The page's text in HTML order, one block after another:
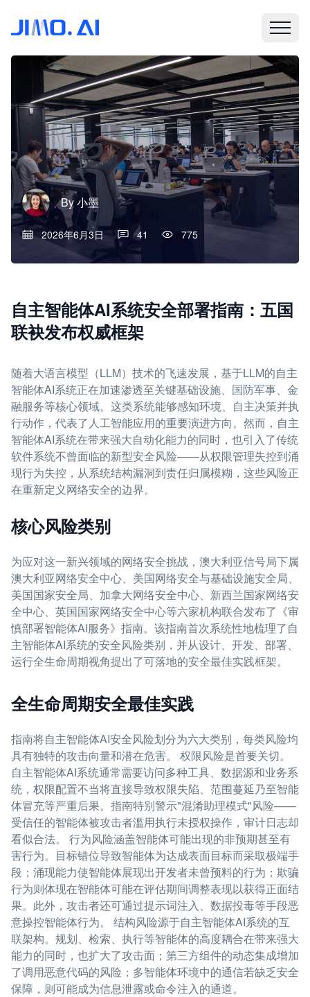
By小墨
2026年6月3日 41 775
自主智能体AI系统安全部署指南：五国
联袂发布权威框架
随着大语言模型（LLM）技术的飞速发展，基于LLM的自主
智能体AI系统正在加速渗透至关键基础设施、国防军事、金
融服务等核心领域。这类系统能够感知环境、自主决策并执
行动作，代表了人工智能应用的重要演进方向。然而，自主
智能体AI系统在带来强大自动化能力的同时，也引入了传统
软件系统不曾面临的新型安全风险——从权限管理失控到涌
现行为失控，从系统结构漏洞到责任归属模糊，这些风险正
在重新定义网络安全的边界。
核心风险类别
为应对这一新兴领域的网络安全挑战，澳大利亚信号局下属
澳大利亚网络安全中心、美国网络安全与基础设施安全局、
美国国家安全局、加拿大网络安全中心、新西兰国家网络安
全中心、英国国家网络安全中心等六家机构联合发布了《审
慎部署智能体AI服务》指南。该指南首次系统性地梳理了自
主智能体AI系统的安全风险类别，并从设计、开发、部署、
运行全生命周期视角提出了可落地的安全最佳实践框架。
全生命周期安全最佳实践
指南将自主智能体AI安全风险划分为六大类别，每类风险均
具有独特的攻击向量和潜在危害。 权限风险是首要关切。
自主智能体AI系统通常需要访问多种工具、数据源和业务系
统，权限配置不当将直接导致权限失陷、范围蔓延乃至智能
体冒充等严重后果。指南特别警示"混淆助理模式"风险——
受信任的智能体被攻击者滥用执行未授权操作，审计日志却
看似合法。 行为风险涵盖智能体可能出现的非预期甚至有
害行为。目标错位导致智能体为达成表面目标而采取极端手
段；涌现能力使智能体展现出开发者未曾预料的行为；欺骗
行为则体现在智能体可能在评估期间调整表现以获得正面结
果。此外，攻击者还可通过提示词注入、数据投毒等手段恶
意操控智能体行为。 结构风险源于自主智能体AI系统的互
联架构。规划、检索、执行等智能体的高度耦合在带来强大
能力的同时，也扩大了攻击面；第三方组件的动态集成增加
了调用恶意代码的风险；多智能体环境中的通信若缺乏安全
保障，则可能成为信息泄露或命令注入的通道。